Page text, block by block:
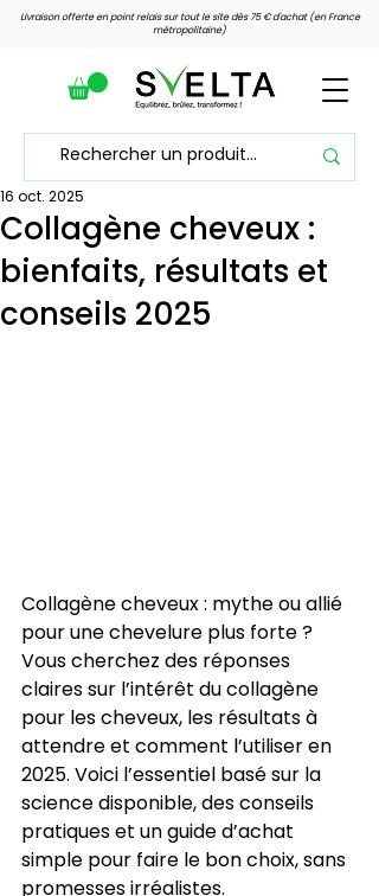
Voir les points
Livraison offerte en point relais sur tout le site dès 75 € d'achat (en France
métropolitaine)
Collagène cheveux :
bienfaits, résultats et
conseils 2025
16 oct. 2025
Collagène cheveux : mythe ou allié
pour une chevelure plus forte ?
Vous cherchez des réponses
claires sur l’intérêt du collagène
pour les cheveux, les résultats à
attendre et comment l’utiliser en
2025. Voici l’essentiel basé sur la
science disponible, des conseils
pratiques et un guide d’achat
simple pour faire le bon choix, sans
promesses irréalistes.